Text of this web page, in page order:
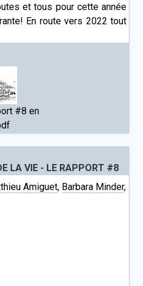
et tous pour cette année
En route vers 2022 tout
#8 en
LA VIE - LE RAPPORT #8
Amiguet, Barbara Minder,